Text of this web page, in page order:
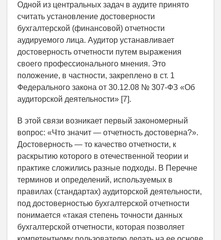
Одной из центральных задач в аудите принято
считать установление достоверности
бухгалтерской (финансовой) отчетности
аудируемого лица. Аудитор устанавливает
достоверность отчетности путем выражения
своего профессионального мнения. Это
положение, в частности, закреплено в ст. 1
Федерального закона от 30.12.08 № 307-ФЗ «Об
аудиторской деятельности» [7].
В этой связи возникает первый закономерный
вопрос: «Что значит — отчетность достоверна?».
Достоверность — то качество отчетности, к
раскрытию которого в отечественной теории и
практике сложились разные подходы. В Перечне
терминов и определений, используемых в
правилах (стандартах) аудиторской деятельности,
под достоверностью бухгалтерской отчетности
понимается «такая степень точности данных
бухгалтерской отчетности, которая позволяет